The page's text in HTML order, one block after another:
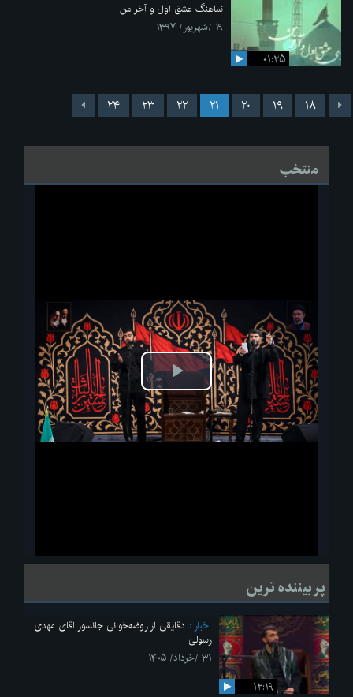
۰۱:۲۵
نماهنگ عشق اول و آخر من
۱۹ /شهریور/ ۱۳۹۷
۱۸ ۱۹ ۲۰ ۲۱ ۲۲ ۲۳ ۲۴
منتخب
پخش
ویدیو
لحظاتی از قرائت زیارت اربعین امام حسین(ع) در مراسم عزاداری هیئات
پر بیننده ترین
۱۲:۱۹
اخبار
دقایقی از روضه‌خوانی جانسوز آقای مهدی
رسولی
۳۱ /خرداد/ ۱۴۰۵